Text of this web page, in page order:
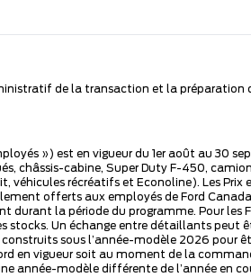
de la transaction et la préparation
») est en vigueur du 1er août au 30
châssis-cabine, Super Duty F-450,
véhicules récréatifs et Econoline). Les
offerts aux employés de Ford
la période du programme. Pour les
stocks. Un échange entre détaillants peut
sous l’année-modèle 2026 pour
en vigueur soit au moment de la
année-modèle différente de l’année en